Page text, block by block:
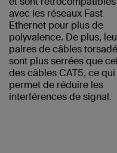
avec les réseaux Fast
Ethernet pour plus de
polyvalence. De plus,
paires de câbles
sont plus serrées que
des câbles CAT5, ce qui
permet de réduire les
interférences de signal.